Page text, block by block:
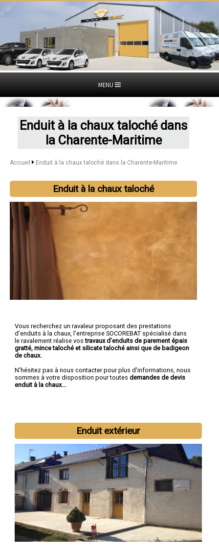
MENU
Enduit à la chaux taloché dans
la Charente-Maritime
Accueil Enduit à la chaux taloché dans la Charente-Maritime
Enduit à la chaux taloché
Vous recherchez un ravaleur proposant des prestations
d’enduits à la chaux, l’entreprise SOCOREBAT spécialisé dans
le ravalement réalise vostravaux d’enduits de parement épais
gratté, mince taloché et silicate taloché ainsi que de badigeon
de chaux.
N'hésitez pas à nous contacter pour plus d'informations, nous
sommes à votre disposition pour toutes demandes de devis
enduit à la chaux...
Enduit extérieur